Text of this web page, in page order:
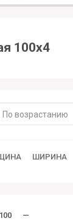
100х4
По возрастанию
ШИРИНА
100 —